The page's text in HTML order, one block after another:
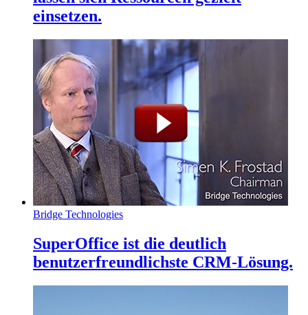
einsetzen.
Bridge Technologies
SuperOffice ist die deutlich
benutzerfreundlichste CRM-Lösung.